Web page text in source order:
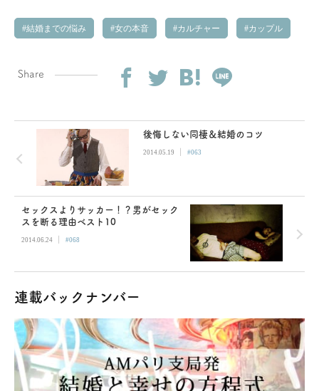
結婚までの悩み 女の本音 カルチャー カップル
Share
後悔しない同棲＆結婚のコツ
2014.05.19 | #063
セックスよりサッカー！？男がセック
スを断る理由ベスト10
2014.06.24 | #068
連載バックナンバー